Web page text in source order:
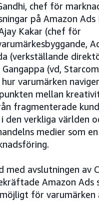
chef för
på Amazon Ads
Kakar (chef för
(verkställande
Gangappa (vd,
varumärken
mellan
fragmenterade
den verkliga världen
medier som
med avslutningen av
Amazon Ads
för